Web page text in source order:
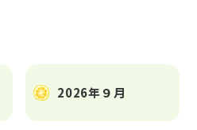
2026年９月